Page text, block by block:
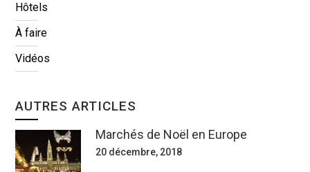
Hôtels
À faire
Vidéos
AUTRES ARTICLES
Marchés de Noël en Europe
20 décembre, 2018